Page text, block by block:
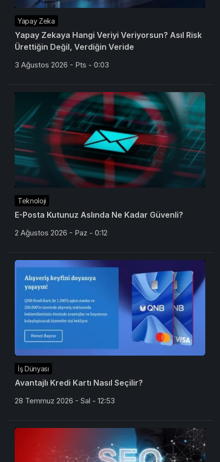
Yapay Zeka
Yapay Zekaya Hangi Veriyi Veriyorsun? Asıl Risk
Ürettiğin Değil, Verdiğin Veride
3 Ağustos 2026 - Pts - 0:03
Teknoloji
E-Posta Kutunuz Aslında Ne Kadar Güvenli?
2 Ağustos 2026 - Paz - 0:12
İş Dünyası
Avantajlı Kredi Kartı Nasıl Seçilir?
28 Temmuz 2026 - Sal - 12:53